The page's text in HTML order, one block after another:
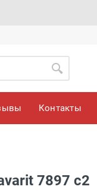
Контакты
7897 c2